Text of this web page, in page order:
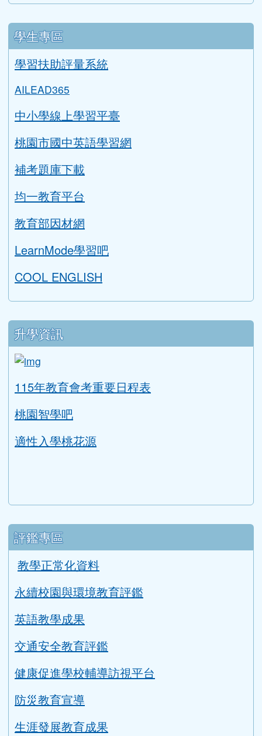
學生專區
學習扶助評量系統
AILEAD365
中小學線上學習平臺
桃園市國中英語學習網
補考題庫下載
均一教育平台
教育部因材網
LearnMode學習吧
COOL ENGLISH
升學資訊
ink to https://tyc.entry.edu.tw/NoExamImitate_TL/
115年教育會考重要日程表
桃園智學吧
適性入學桃花源
評鑑專區
教學正常化資料
永續校園與環境教育評鑑
英語教學成果
交通安全教育評鑑
健康促進學校輔導訪視平台
防災教育宣導
生涯發展教育成果